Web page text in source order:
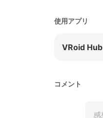
使用アプリ
VRoid Hub
コメント